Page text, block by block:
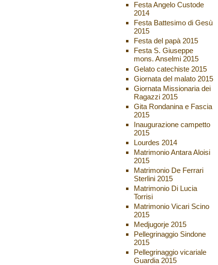
Festa Angelo Custode
2014
Festa Battesimo di Gesù
2015
Festa del papà 2015
Festa S. Giuseppe
mons. Anselmi 2015
Gelato catechiste 2015
Giornata del malato 2015
Giornata Missionaria dei
Ragazzi 2015
Gita Rondanina e Fascia
2015
Inaugurazione campetto
2015
Lourdes 2014
Matrimonio Antara Aloisi
2015
Matrimonio De Ferrari
Sterlini 2015
Matrimonio Di Lucia
Torrisi
Matrimonio Vicari Scino
2015
Medjugorje 2015
Pellegrinaggio Sindone
2015
Pellegrinaggio vicariale
Guardia 2015